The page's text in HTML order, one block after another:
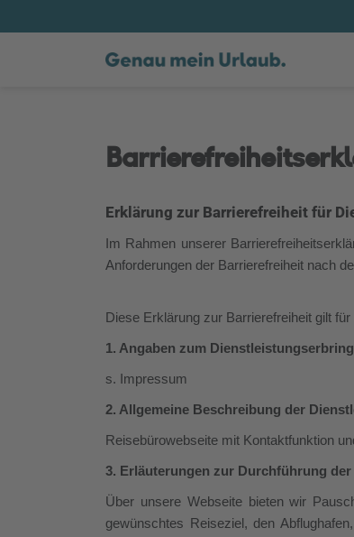
Erklärung zur Barrierefreiheit für
Im Rahmen unserer
Anforderungen der Barrierefreiheit nach
Diese Erklärung zur Barrierefreiheit gilt
1. Angaben zum
s. Impressum
2. Allgemeine Beschreibung der
Reisebürowebseite mit Kontaktfunktion
3. Erläuterungen zur Durchführung
Über unsere Webseite bieten wir
gewünschtes Reiseziel, den